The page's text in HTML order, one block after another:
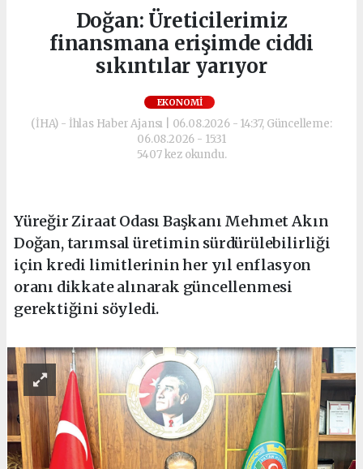
Doğan: Üreticilerimiz
finansmana erişimde ciddi
sıkıntılar yarıyor
EKONOMI
(İHA) - İhlas Haber Ajansı | 06.08.2026 - 14:37, Güncelleme:
06.08.2026 - 15:31
5407 kez okundu.
Yüreğir Ziraat Odası Başkanı Mehmet Akın
Doğan, tarımsal üretimin sürdürülebilirliği
için kredi limitlerinin her yıl enflasyon
oranı dikkate alınarak güncellenmesi
gerektiğini söyledi.